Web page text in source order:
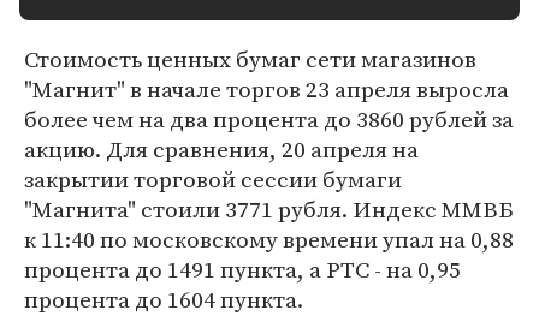
Стоимость ценных бумаг сети магазинов
"Магнит" в начале торгов 23 апреля выросла
более чем на два процента до 3860 рублей за
акцию. Для сравнения, 20 апреля на
закрытии торговой сессии бумаги
"Магнита" стоили 3771 рубля. Индекс ММВБ
к 11:40 по московскому времени упал на 0,88
процента до 1491 пункта, а РТС - на 0,95
процента до 1604 пункта.